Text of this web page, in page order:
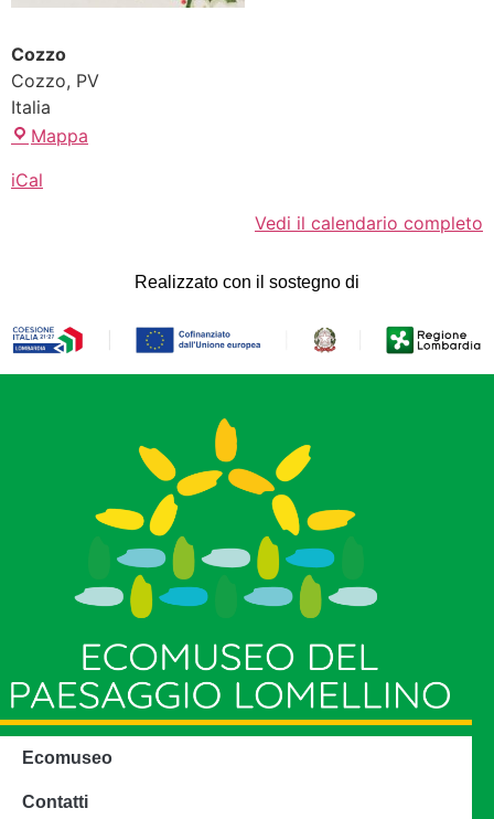
Cozzo
Cozzo, PV
Italia
Mappa
iCal
Vedi il calendario completo
Realizzato con il sostegno di
Ecomuseo
Contatti